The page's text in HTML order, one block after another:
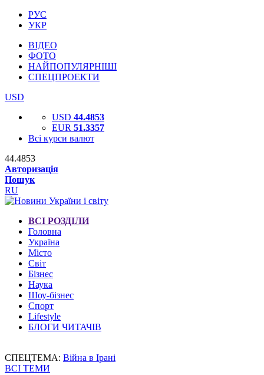
РУС
УКР
ВІДЕО
ФОТО
НАЙПОПУЛЯРНІШІ
СПЕЦПРОЕКТИ
USD
USD 44.4853
EUR 51.3357
Всі курси валют
44.4853
Авторизація
Пошук
RU
ВСІ РОЗДІЛИ
Головна
Україна
Місто
Світ
Бізнес
Наука
Шоу-бізнес
Спорт
Lifestyle
БЛОГИ ЧИТАЧІВ
СПЕЦТЕМА: Війна в Ірані
ВСІ ТЕМИ